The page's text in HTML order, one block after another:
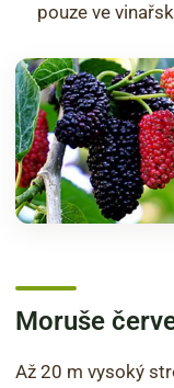
pouze ve
Moruše
Až 20 m vysoký